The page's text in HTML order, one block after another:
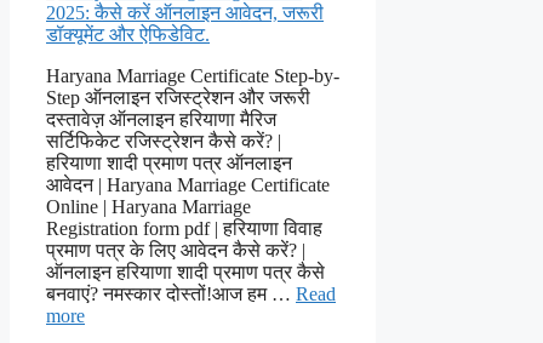
Haryana Marriage Certificate Step-by-
Step ऑनलाइन रजिस्ट्रेशन और जरूरी
दस्तावेज़ ऑनलाइन हरियाणा मैरिज
सर्टिफिकेट रजिस्ट्रेशन कैसे करें? |
हरियाणा शादी प्रमाण पत्र ऑनलाइन
आवेदन | Haryana Marriage Certificate
Online | Haryana Marriage
Registration form pdf | हरियाणा विवाह
प्रमाण पत्र के लिए आवेदन कैसे करें? |
ऑनलाइन हरियाणा शादी प्रमाण पत्र कैसे
बनवाएं? नमस्कार दोस्तों!आज हम … Read
more